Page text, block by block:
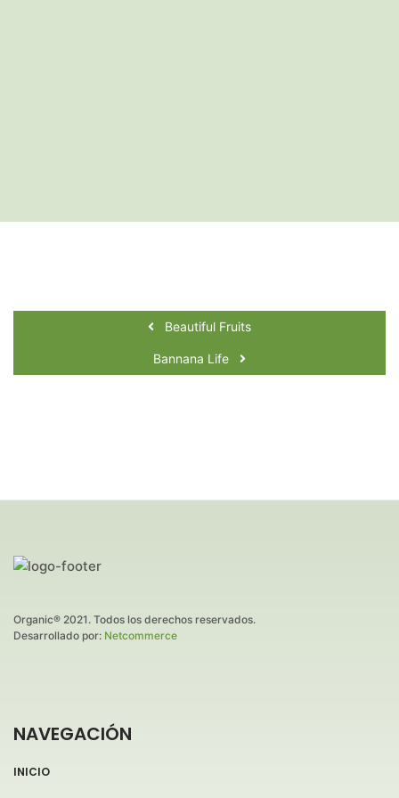
Beautiful Fruits
Bannana Life
Organic® 2021. Todos los derechos reservados.
Desarrollado por: Netcommerce
NAVEGACIÓN
INICIO